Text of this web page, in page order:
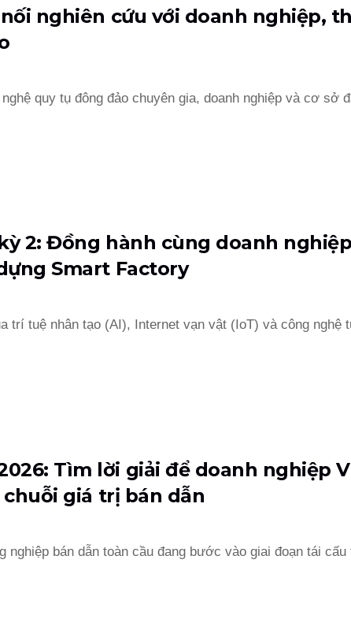
nối nghiên cứu với doanh nghiệp,
quy tụ đông đảo chuyên gia, doanh nghiệp và cơ sở
2: Đồng hành cùng doanh
Smart Factory
trí tuệ nhân tạo (AI), Internet vạn vật (IoT) và công nghệ
2026: Tìm lời giải để doanh nghiệp
chuỗi giá trị bán dẫn
nghiệp bán dẫn toàn cầu đang bước vào giai đoạn tái cấu